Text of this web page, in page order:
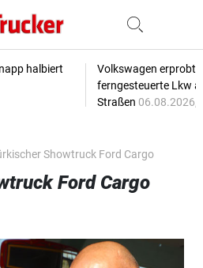
halbiert
Volkswagen erprobt
ferngesteuerte Lkw
Straßen 06.08.2026,
Showtruck Ford Cargo
Ford Cargo